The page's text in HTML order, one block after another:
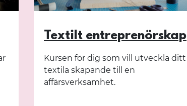
Textilt entreprenörskap
Kursen för dig som vill utveckla ditt
textila skapande till en
affärsverksamhet.